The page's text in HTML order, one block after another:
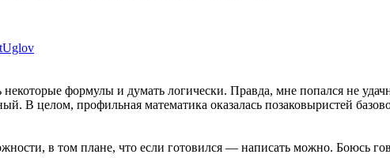
формулы и думать логически. Правда, мне попался не
В целом, профильная математика оказалась позаковыристей
в том плане, что если готовился — написать можно. Боюсь